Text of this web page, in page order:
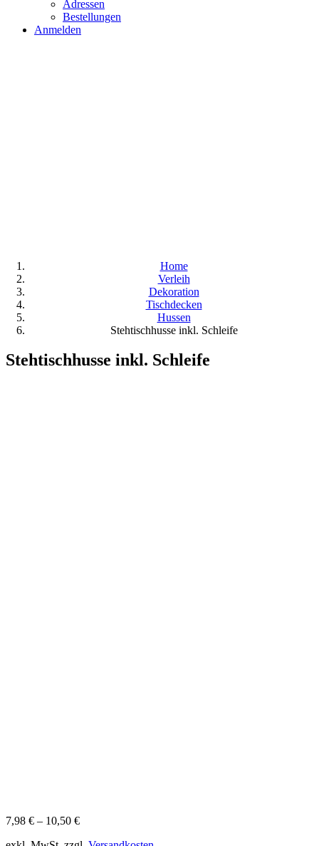
Adressen
Bestellungen
Anmelden
Home
Verleih
Dekoration
Tischdecken
Hussen
Stehtischhusse inkl. Schleife
Stehtischhusse inkl. Schleife
7,98 €– 10,50 €